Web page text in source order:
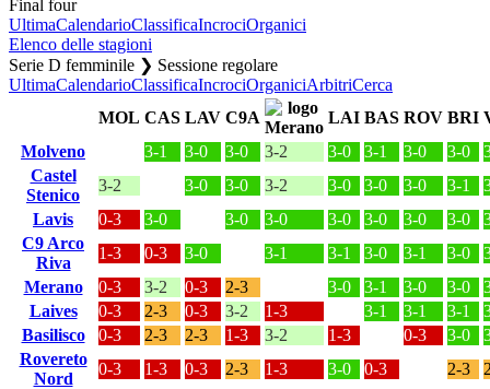
Final four
UltimaCalendarioClassificaIncrociOrganici
Elenco delle stagioni
Serie D femminile ❯ Sessione regolare
UltimaCalendarioClassificaIncrociOrganiciArbitriCerca
MOL CAS LAV C9A LAI BAS ROV BRI
Molveno
3-1 3-0 3-0 3-2 3-0 3-1 3-0 3-0
Castel
Stenico
3-2 3-0 3-0 3-2 3-0 3-0 3-0 3-1
Lavis
0-3 3-0 3-0 3-0 3-0 3-0 3-0 3-0
C9 Arco
Riva
1-3 0-3 3-0 3-1 3-1 3-0 3-1 3-0
Merano
0-3 3-2 0-3 2-3 3-0 3-1 3-0 3-0
Laives
0-3 2-3 0-3 3-2 1-3 3-1 3-1 3-1
Basilisco
0-3 2-3 2-3 1-3 3-2 1-3 0-3 3-0
Rovereto
Nord
0-3 1-3 0-3 2-3 1-3 3-0 0-3 2-3